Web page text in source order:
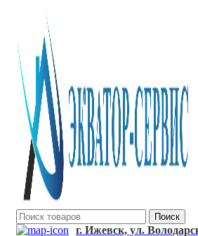
Поиск
г. Ижевск, ул.